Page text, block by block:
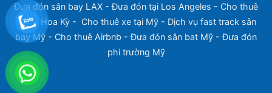
Đưa đón sân bay LAX -Đưa đón tại Los Angeles - Cho thuê
xe tại Hoa Kỳ- Cho thuê xe tại Mỹ- Dịch vụ fast track sân
bay Mỹ - Cho thuê Airbnb -Đưa đón sân bat Mỹ -Đưa đón
phi trường Mỹ